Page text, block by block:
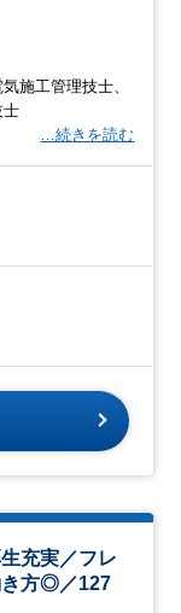
理技士、
士
…続きを読む
充実／フレ
き方◎／127